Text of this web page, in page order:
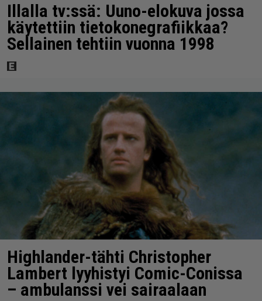
Illalla tv:ssä: Uuno-elokuva jossa
käytettiin tietokonegrafiikkaa?
Sellainen tehtiin vuonna 1998
Highlander-tähti Christopher
Lambert lyyhistyi Comic-Conissa
– ambulanssi vei sairaalaan